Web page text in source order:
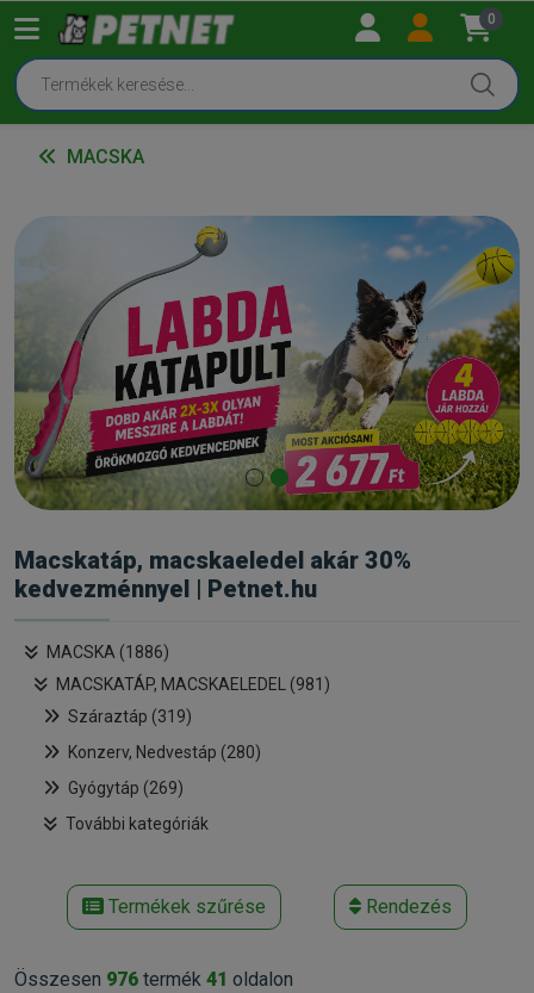
0
MACSKA
Macskatáp, macskaeledel akár 30%
kedvezménnyel | Petnet.hu
MACSKA (1886)
MACSKATÁP, MACSKAELEDEL (981)
Száraztáp (319)
Konzerv, Nedvestáp (280)
Gyógytáp (269)
További kategóriák
Termékek szűrése Rendezés
Összesen 976 termék 41 oldalon